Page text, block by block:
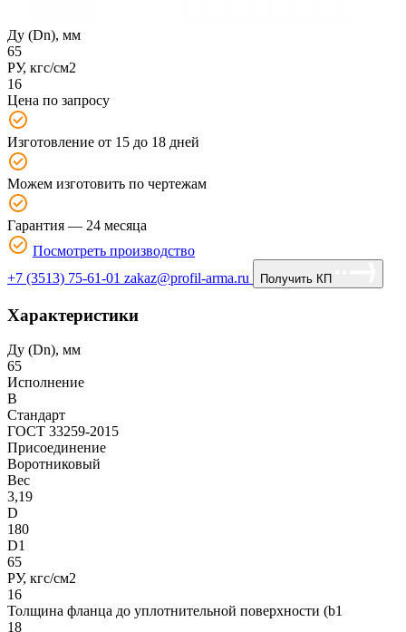
Ду (Dn), мм
65
РУ, кгс/см2
16
Цена по запросу
Изготовление от 15 до 18 дней
Можем изготовить по чертежам
Гарантия — 24 месяца
Посмотреть производство
+7 (3513) 75-61-01 zakaz@profil-arma.ru Получить КП
Характеристики
Ду (Dn), мм
65
Исполнение
B
Стандарт
ГОСТ 33259-2015
Присоединение
Воротниковый
Вес
3,19
D
180
D1
65
РУ, кгс/см2
16
Толщина фланца до уплотнительной поверхности (b1
18